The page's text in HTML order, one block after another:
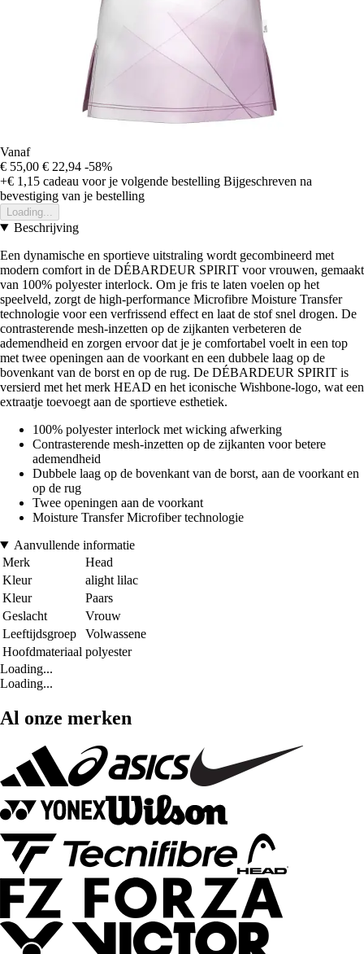
Vanaf
€ 55,00 € 22,94 -58%
+€ 1,15 cadeau voor je volgende bestelling Bijgeschreven na
bevestiging van je bestelling
Loading...
Beschrijving
Een dynamische en sportieve uitstraling wordt gecombineerd met
modern comfort in de DÉBARDEUR SPIRIT voor vrouwen, gemaakt
van 100% polyester interlock. Om je fris te laten voelen op het
speelveld, zorgt de high-performance Microfibre Moisture Transfer
technologie voor een verfrissend effect en laat de stof snel drogen. De
contrasterende mesh-inzetten op de zijkanten verbeteren de
ademendheid en zorgen ervoor dat je je comfortabel voelt in een top
met twee openingen aan de voorkant en een dubbele laag op de
bovenkant van de borst en op de rug. De DÉBARDEUR SPIRIT is
versierd met het merk HEAD en het iconische Wishbone-logo, wat een
extraatje toevoegt aan de sportieve esthetiek.
100% polyester interlock met wicking afwerking
Contrasterende mesh-inzetten op de zijkanten voor betere
ademendheid
Dubbele laag op de bovenkant van de borst, aan de voorkant en
op de rug
Twee openingen aan de voorkant
Moisture Transfer Microfiber technologie
Aanvullende informatie
Merk
Head
Kleur
alight lilac
Kleur
Paars
Geslacht
Vrouw
Leeftijdsgroep
Volwassene
Hoofdmateriaal polyester
Loading...
Loading...
Al onze merken